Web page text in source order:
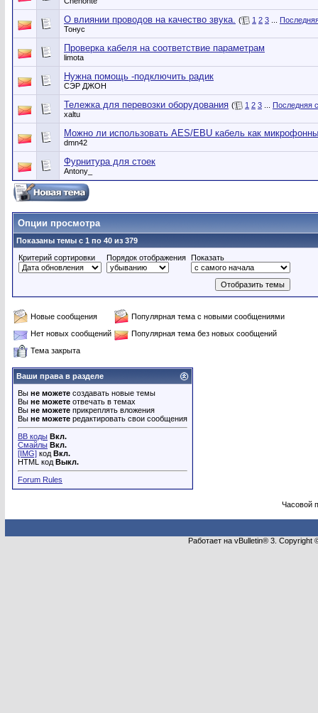
О влиянии проводов на качество звука. ( 1 2 3
Тонус
Проверка кабеля на соответствие параметрам
limota
Нужна помощь -подключить радик
СЭР ДЖОН
Тележка для перевозки оборудования ( 1 2 3
Последняя
xaltu
Можно ли использовать AES/EBU кабель как
dmn42
Фурнитура для стоек
Antony_
Опции просмотра
Показаны темы с 1 по 40 из 379
Критерий сортировки
Порядок отображения Показать
Новые сообщения
Популярная тема с новыми сообщениями
Нет новых сообщений
Популярная тема без новых сообщений
Тема закрыта
Ваши права в разделе
Вы не можете создавать новые темы
Вы не можете отвечать в темах
Вы не можете прикреплять вложения
Вы не можете редактировать свои сообщения
BB коды Вкл.
Смайлы Вкл.
[IMG] код Вкл.
HTML код Выкл.
Forum Rules
Часовой
Работает на vBulletin® 3.